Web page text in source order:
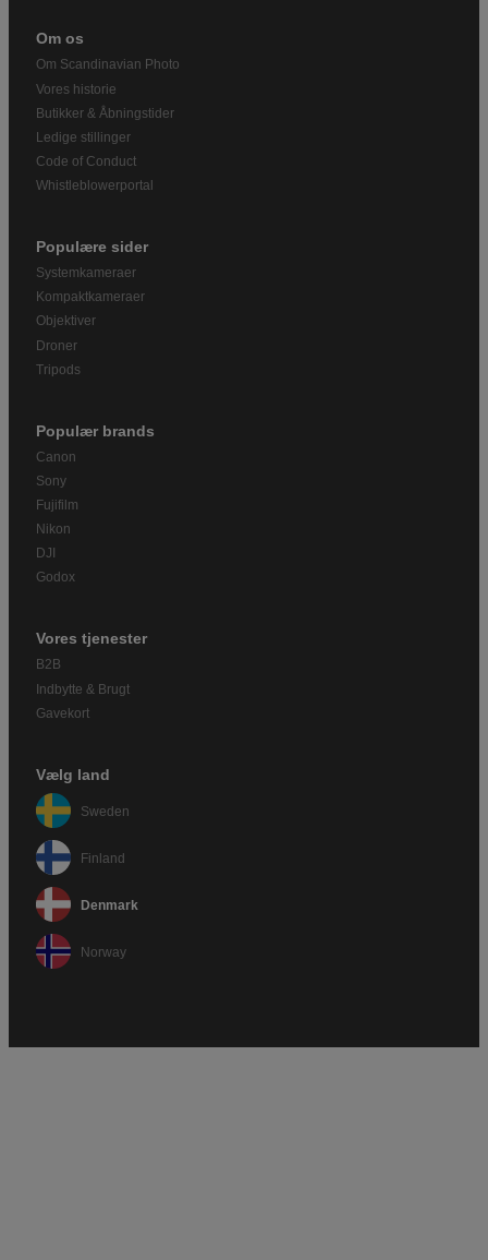
Om os
Om Scandinavian Photo
Vores historie
Butikker & Åbningstider
Ledige stillinger
Code of Conduct
Whistleblowerportal
Populære sider
Systemkameraer
Kompaktkameraer
Objektiver
Droner
Tripods
Populær brands
Canon
Sony
Fujifilm
Nikon
DJI
Godox
Vores tjenester
B2B
Indbytte & Brugt
Gavekort
Vælg land
Sweden
Finland
Denmark
Norway